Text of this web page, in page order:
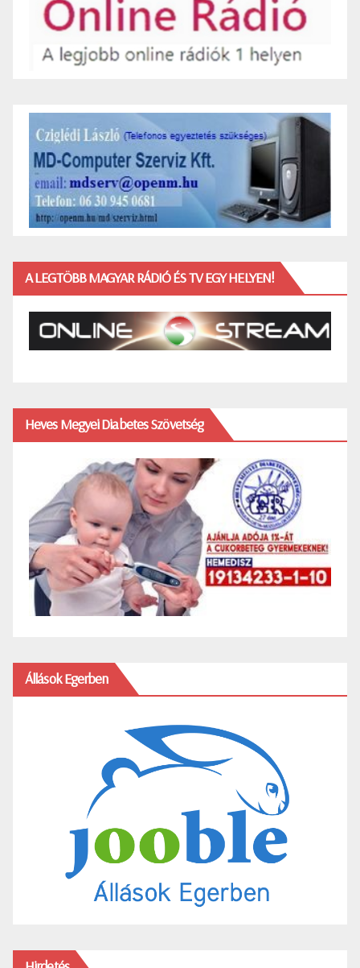
A LEGTÖBB MAGYAR RÁDIÓ ÉS TV EGY HELYEN!
Heves Megyei Diabetes Szövetség
Állások Egerben